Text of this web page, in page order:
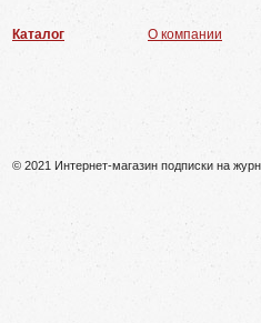
Каталог О компании
© 2021 Интернет-магазин подписки на